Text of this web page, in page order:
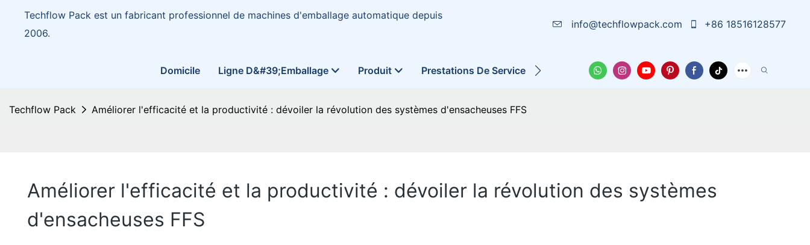
Techflow Pack est un fabricant professionnel de machines d'emballage automatique depuis
2006.
info@techflowpack.com +86 18516128577
Domicile Ligne D&#39;emballage Produit Prestations De Service La Solution À Propos De Nous Cas Nouvelles
Techflow Pack Améliorer l'efficacité et la productivité : dévoiler la révolution des systèmes d'ensacheuses FFS
Améliorer l'efficacité et la productivité : dévoiler la révolution des systèmes
d'ensacheuses FFS